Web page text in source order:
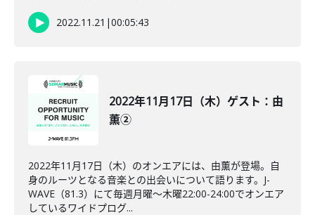
2022.11.21 |00:05:43
2022年11月17日（木）ゲスト：由
薫②
2022年11月17日（木）のオンエアには、由薫が登場。自
身のルーツとなる音楽との出会いについて語ります。J-
WAVE（81.3）にて毎週月曜～木曜22:00-24:00でオンエア
しているワイドプログ...